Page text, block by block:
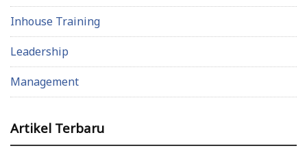
Inhouse Training
Leadership
Management
Artikel Terbaru